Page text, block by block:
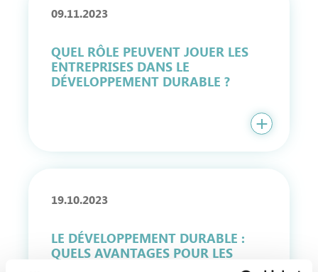
09.11.2023
QUEL RÔLE PEUVENT JOUER LES
ENTREPRISES DANS LE
DÉVELOPPEMENT DURABLE ?
19.10.2023
LE DÉVELOPPEMENT DURABLE :
QUELS AVANTAGES POUR LES